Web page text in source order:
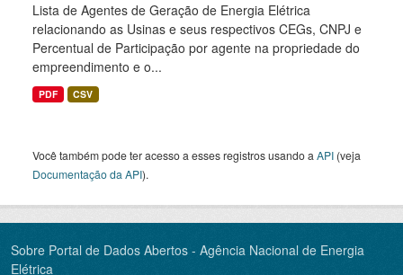
Lista de Agentes de Geração de Energia Elétrica
relacionando as Usinas e seus respectivos CEGs, CNPJ e
Percentual de Participação por agente na propriedade do
empreendimento e o...
PDF CSV
Você também pode ter acesso a esses registros usando a API (veja
Documentação da API).
Sobre Portal de Dados Abertos - Agência Nacional de Energia
Elétrica